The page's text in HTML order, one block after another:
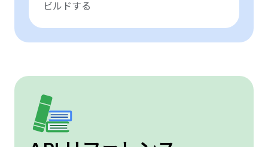
ビルドする